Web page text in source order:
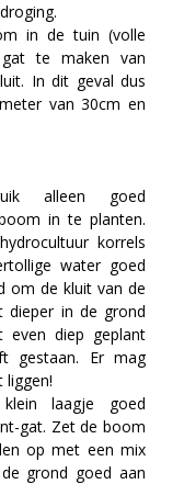
in de tuin (volle
te maken van
In dit geval dus
van 30cm en
alleen goed
in te planten.
korrels
water goed
om de kluit van de
dieper in de grond
diep geplant
gestaan. Er mag
liggen!
laagje goed
gat. Zet de boom
op met een mix
grond goed aan